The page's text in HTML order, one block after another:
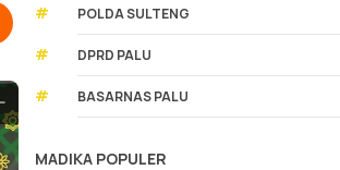
# POLDA SULTENG
# DPRD PALU
# BASARNAS PALU
MADIKA POPULER